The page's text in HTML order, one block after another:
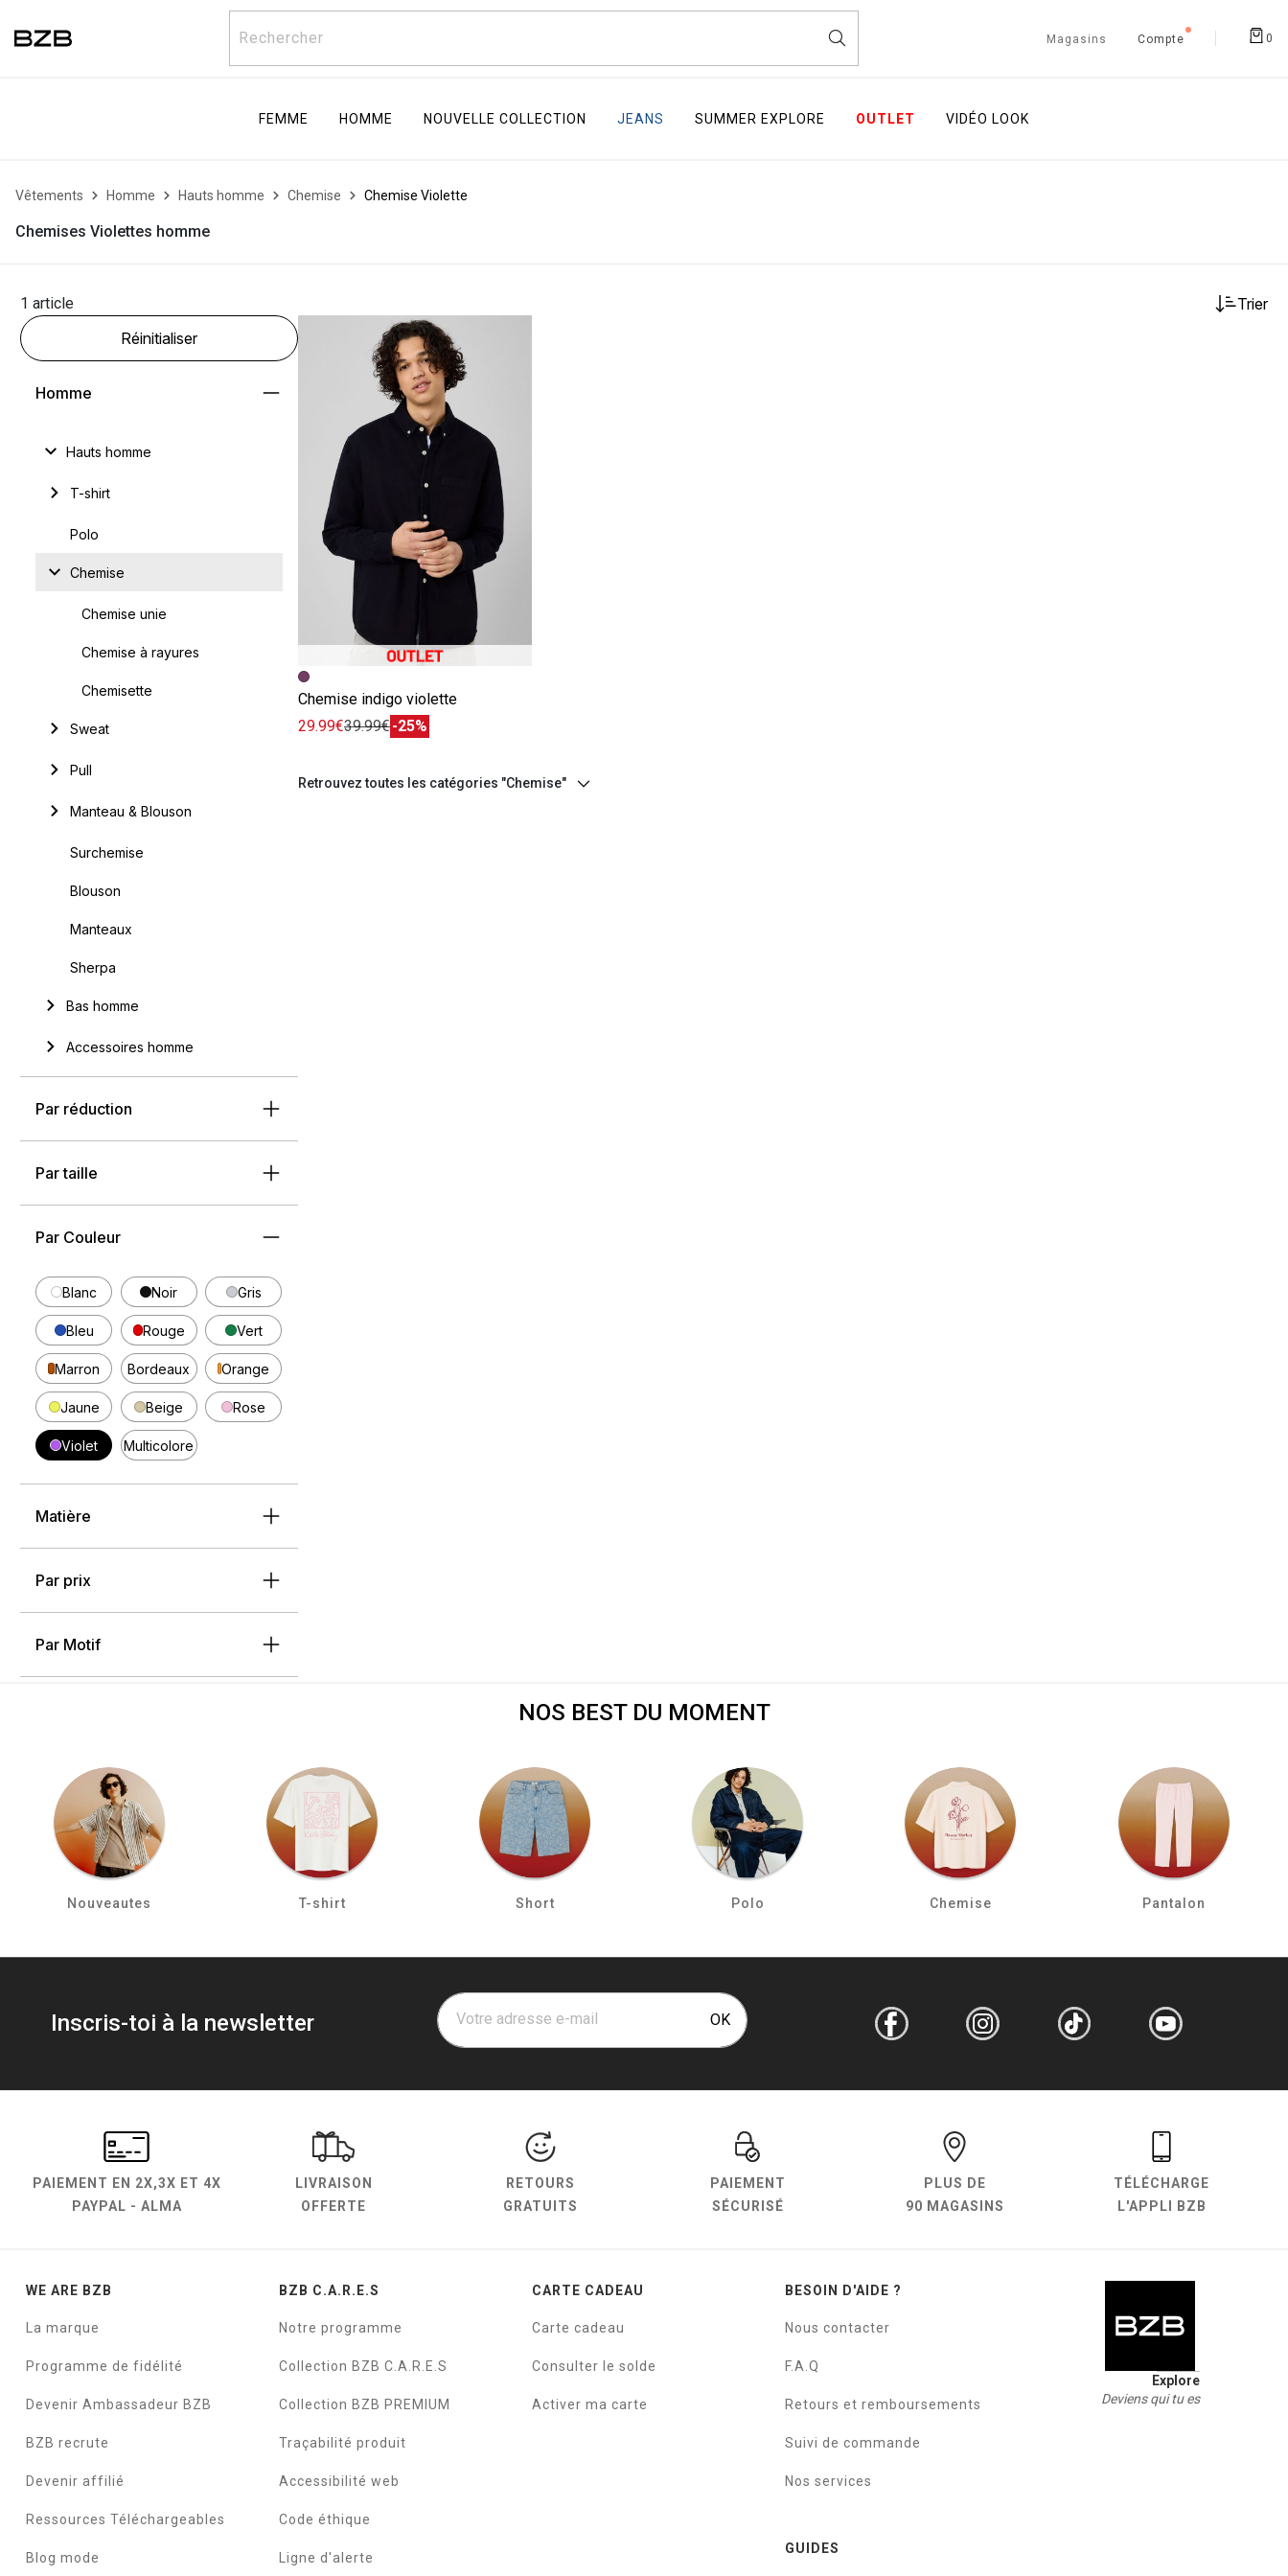
Rechercher Magasins Compte 0
FEMME HOMME NOUVELLE COLLECTION JEANS SUMMER EXPLORE OUTLET VIDÉO LOOK
Vêtements Homme Hauts homme Chemise Chemise Violette
Chemises Violettes homme
1 article
Trier
Réinitialiser
Homme
Hauts homme
T-shirt
Polo
Chemise
Chemise unie
Chemise à rayures
Chemisette
Sweat
Pull
Manteau & Blouson
Surchemise
Blouson
Manteaux
Sherpa
Bas homme
Accessoires homme
Par réduction
Par taille
Par Couleur
Blanc Noir Gris
Bleu Rouge Vert
Marron Bordeaux Orange
Jaune Beige Rose
Violet Multicolore
Matière
Par prix
Par Motif
Image précédente
Image suivante
Chemise indigo violette
29.99€39.99€-25%
Retrouvez toutes les catégories "Chemise"
NOS BEST DU MOMENT
Nouveautes T-shirt Short Polo Chemise Pantalon
Inscris-toi à la newsletter Votre adresse e-mail OK
PAIEMENT EN 2X,3X ET 4X
PAYPAL - ALMA
LIVRAISON
OFFERTE
RETOURS
GRATUITS
PAIEMENT
SÉCURISÉ
PLUS DE
90 MAGASINS
TÉLÉCHARGE
L'APPLI BZB
WE ARE BZB
La marque
Programme de fidélité
Devenir Ambassadeur BZB
BZB recrute
Devenir affilié
Ressources Téléchargeables
Blog mode
BZB C.A.R.E.S
Notre programme
Collection BZB C.A.R.E.S
Collection BZB PREMIUM
Traçabilité produit
Accessibilité web
Code éthique
Ligne d'alerte
CARTE CADEAU
Carte cadeau
Consulter le solde
Activer ma carte
BESOIN D'AIDE ?
Nous contacter
F.A.Q
Retours et remboursements
Suivi de commande
Nos services
GUIDES
Explore
Deviens qui tu es